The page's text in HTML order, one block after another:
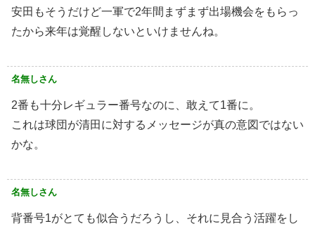
安田もそうだけど一軍で2年間まずまず出場機会をもらっ
たから来年は覚醒しないといけませんね。
名無しさん
2番も十分レギュラー番号なのに、敢えて1番に。
これは球団が清田に対するメッセージが真の意図ではない
かな。
名無しさん
背番号1がとても似合うだろうし、それに見合う活躍をし